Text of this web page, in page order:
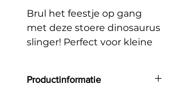
Brul het feestje op gang
met deze stoere dinosaurus
slinger! Perfect voor kleine
dinofiguren, palmbomen en
Productinformatie